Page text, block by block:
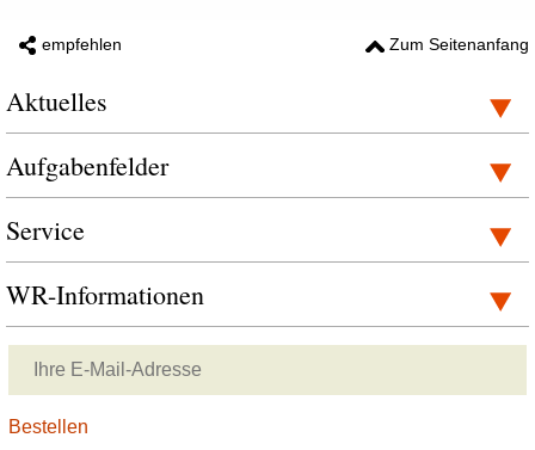
empfehlen Zum Seitenanfang
Aktuelles
Aufgabenfelder
Service
WR-Informationen